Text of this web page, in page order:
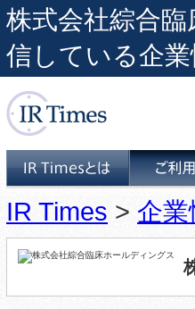
株式会社綜合
信している企
IR Timesとは ご利
IR Times > 企業